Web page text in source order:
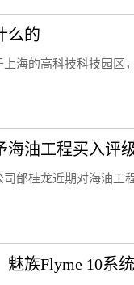
么的
海的高科技科技园区
邰桂龙近期对海油工